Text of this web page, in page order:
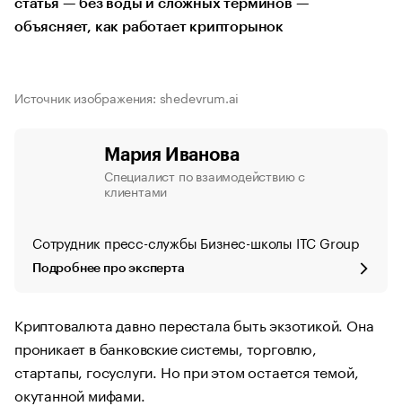
статья — без воды и сложных терминов —
объясняет, как работает крипторынок
Источник изображения: shedevrum.ai
Мария Иванова
Специалист по взаимодействию с
клиентами
Сотрудник пресс-службы Бизнес-школы ITC Group
Подробнее про эксперта
Криптовалюта давно перестала быть экзотикой. Она
проникает в банковские системы, торговлю,
стартапы, госуслуги. Но при этом остается темой,
окутанной мифами.